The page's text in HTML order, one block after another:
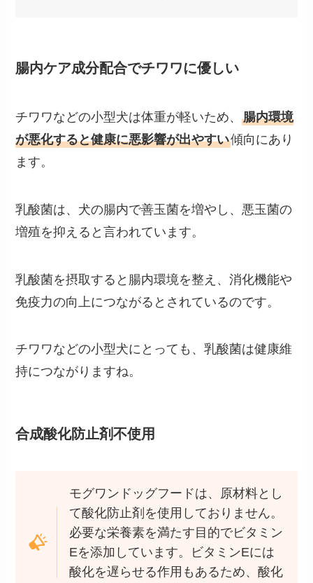
腸内ケア成分配合でチワワに優しい
チワワなどの小型犬は体重が軽いため、腸内環境
が悪化すると健康に悪影響が出やすい傾向にあり
ます。
乳酸菌は、犬の腸内で善玉菌を増やし、悪玉菌の
増殖を抑えると言われています。
乳酸菌を摂取すると腸内環境を整え、消化機能や
免疫力の向上につながるとされているのです。
チワワなどの小型犬にとっても、乳酸菌は健康維
持につながりますね。
合成酸化防止剤不使用
モグワンドッグフードは、原材料とし
て酸化防止剤を使用しておりません。
必要な栄養素を満たす目的でビタミン
Eを添加しています。ビタミンEには
酸化を遅らせる作用もあるため、酸化